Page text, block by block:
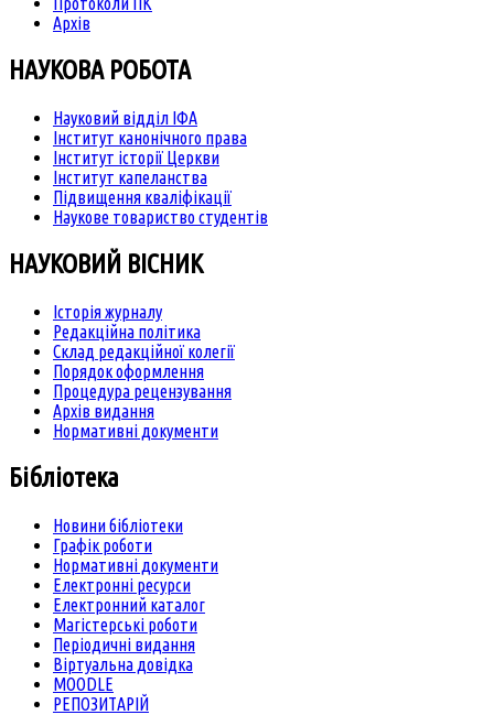
Архів
НАУКОВА РОБОТА
Науковий відділ ІФА
Інститут канонічного права
Інститут історії Церкви
Інститут капеланства
Підвищення кваліфікації
Наукове товариство студентів
НАУКОВИЙ ВІСНИК
Історія журналу
Редакційна політика
Склад редакційної колегії
Порядок оформлення
Процедура рецензування
Архів видання
Нормативні документи
Бібліотека
Новини бібліотеки
Графік роботи
Нормативні документи
Електронні ресурси
Електронний каталог
Магістерські роботи
Періодичні видання
Віртуальна довідка
MOODLE
РЕПОЗИТАРІЙ